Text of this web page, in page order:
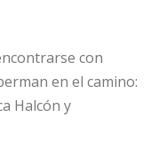
con
en el camino:
Halcón y